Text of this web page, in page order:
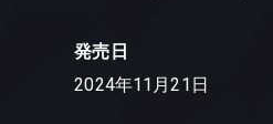
発売日
2024年11月21日